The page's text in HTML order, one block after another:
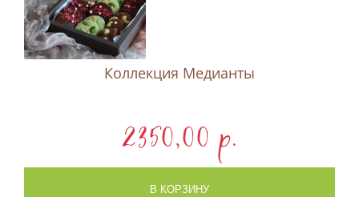
Коллекция Медианты
2350,00 p.